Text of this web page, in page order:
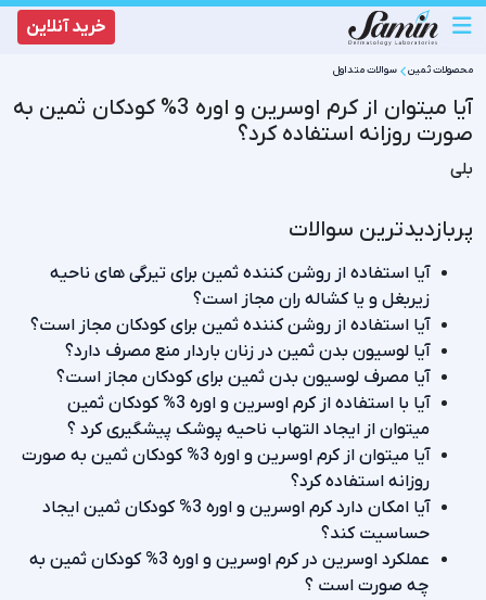
خرید آنلاین
محصولات‌ ثمین سوالات متداول
آیا میتوان از کرم اوسرین و اوره 3% کودکان ثمین به
صورت روزانه استفاده کرد؟
بلی
پربازدیدترین سوالات
آیا استفاده از روشن کننده ثمین برای تیرگی های ناحیه
زیربغل و یا کشاله ران مجاز است؟
آیا استفاده از روشن کننده ثمین برای کودکان مجاز است؟
آیا لوسیون بدن ثمین در زنان باردار منع مصرف دارد؟
آیا مصرف لوسیون بدن ثمین برای کودکان مجاز است؟
آیا با استفاده از کرم اوسرین و اوره 3% کودکان ثمین
میتوان از ایجاد التهاب ناحیه پوشک پیشگیری کرد ؟
آیا میتوان از کرم اوسرین و اوره 3% کودکان ثمین به صورت
روزانه استفاده کرد؟
آیا امکان دارد کرم اوسرین و اوره 3% کودکان ثمین ایجاد
حساسیت کند؟
عملکرد اوسرین در کرم اوسرین و اوره 3% کودکان ثمین به
چه صورت است ؟